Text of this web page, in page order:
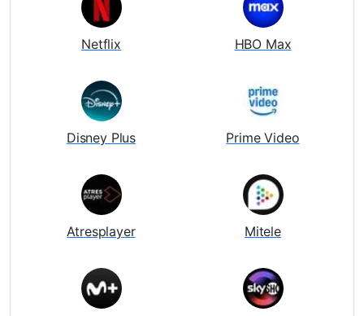
Netflix HBO Max
Disney Plus Prime Video
Atresplayer Mitele